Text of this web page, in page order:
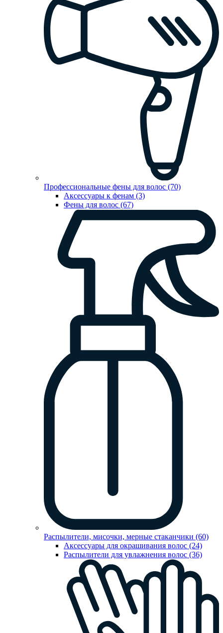
Профессиональные фены для волос (70)
Аксессуары к фенам (3)
Фены для волос (67)
Распылители, мисочки, мерные стаканчики (60)
Аксессуары для окрашивания волос (24)
Распылители для увлажнения волос (36)